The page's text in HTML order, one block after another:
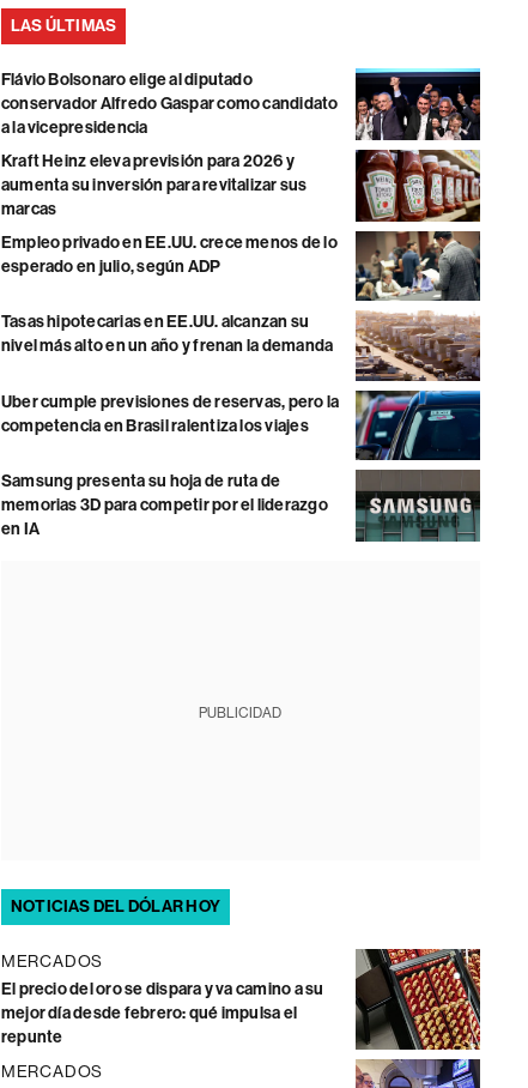
LAS ÚLTIMAS
Flávio Bolsonaro elige al diputado
conservador Alfredo Gaspar como candidato
a la vicepresidencia
Kraft Heinz eleva previsión para 2026 y
aumenta su inversión para revitalizar sus
marcas
Empleo privado en EE.UU. crece menos de lo
esperado en julio, según ADP
Tasas hipotecarias en EE.UU. alcanzan su
nivel más alto en un año y frenan la demanda
Uber cumple previsiones de reservas, pero la
competencia en Brasil ralentiza los viajes
Samsung presenta su hoja de ruta de
memorias 3D para competir por el liderazgo
en IA
PUBLICIDAD
NOTICIAS DEL DÓLAR HOY
MERCADOS
El precio del oro se dispara y va camino a su
mejor día desde febrero: qué impulsa el
repunte
MERCADOS